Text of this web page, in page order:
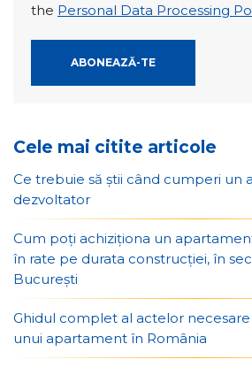
the Personal Data Processing
Cele mai citite articole
Ce trebuie să știi când cumperi un
dezvoltator
Cum poți achiziționa un
în rate pe durata construcției, în
București
Ghidul complet al actelor
unui apartament în România